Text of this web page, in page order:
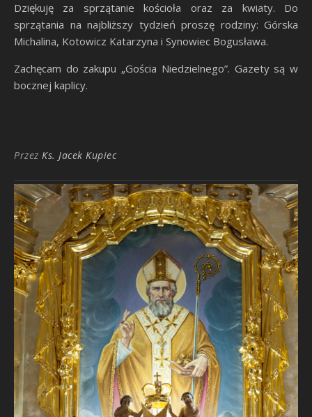
Dziękuję za sprzątanie kościoła oraz za kwiaty. Do
sprzątania na najbliższy tydzień proszę rodziny: Górska
Michalina, Kotowicz Katarzyna i Synowiec Bogusława.
Zachęcam do zakupu „Gościa Niedzielnego”. Gazety są w
bocznej kaplicy.
Przez Ks. Jacek Kupiec